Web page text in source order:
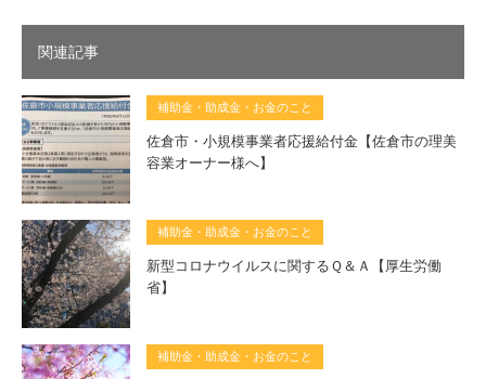
関連記事
補助金・助成金・お金のこと
佐倉市・小規模事業者応援給付金【佐倉市の理美
容業オーナー様へ】
補助金・助成金・お金のこと
新型コロナウイルスに関するＱ＆Ａ【厚生労働
省】
補助金・助成金・お金のこと